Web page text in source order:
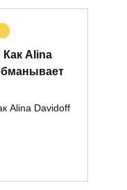
Alina
Alina Davidoff